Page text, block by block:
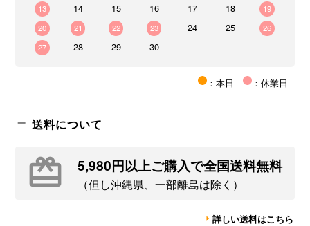
13
14 15 16 17 18
19
20
21 22 23 24 25
26
27
28 29 30
：本日 ：休業日
送料について
5,980円以上ご購入で全国送料無料
（但し沖縄県、一部離島は除く）
詳しい送料はこちら